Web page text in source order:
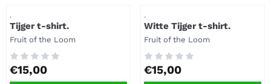
Artikelnummer
.
Tijger t-shirt.
Merk:
Fruit of the Loom
Prijs: 15,00
€15,00
Artikelnummer
.
Witte Tijger t-shirt.
Merk:
Fruit of the Loom
Prijs: 15,00
€15,00